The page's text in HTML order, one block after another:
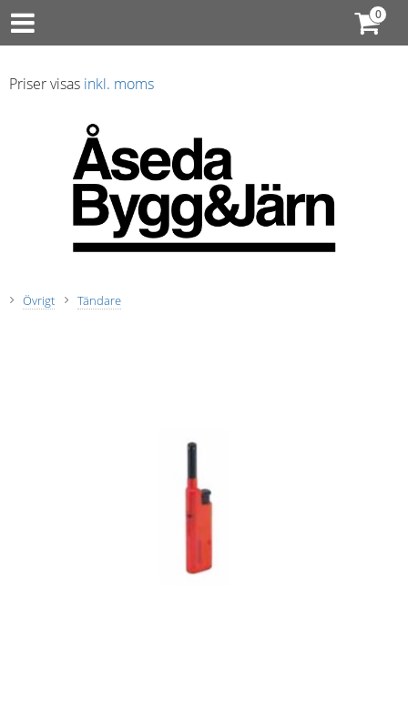
Priser visas inkl. moms
Övrigt Tändare